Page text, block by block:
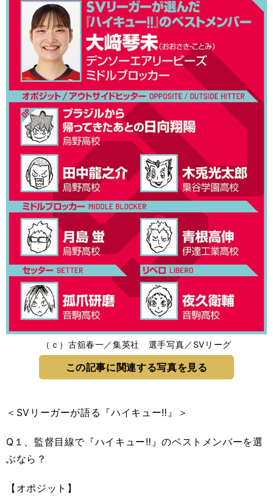
（ｃ）古舘春一／集英社 選手写真／SVリーグ
この記事に関連する写真を見る
＜SVリーガーが語る『ハイキュー‼』＞
Q１、監督目線で『ハイキュー‼』のベストメンバーを選
ぶなら？
【オポジット】